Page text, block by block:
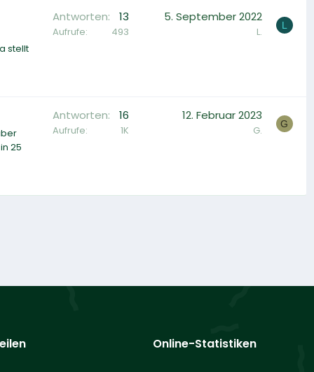
stellt
Antworten 13
Aufrufe 493
5. September 2022
L. L
25
Antworten 16
Aufrufe 1K
12. Februar 2023
G. G
Online-Statistiken